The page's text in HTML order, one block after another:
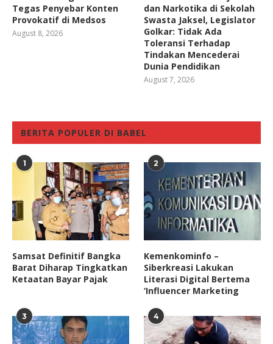
Tegas Penyebar Konten
Provokatif di Medsos
August 8, 2026
dan Narkotika di Sekolah
Swasta Jaksel, Legislator
Golkar: Tidak Ada
Toleransi Terhadap
Tindakan Mencederai
Dunia Pendidikan
August 7, 2026
BERITA POPULER DI BABEL
1
Samsat Definitif Bangka
Barat Diharap Tingkatkan
Ketaatan Bayar Pajak
2
Kemenkominfo –
Siberkreasi Lakukan
Literasi Digital Bertema
‘Influencer Marketing
3 4